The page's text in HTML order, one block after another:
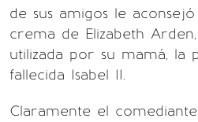
de sus amigos le
crema de Elizabeth
utilizada por su mamá, la
fallecida Isabel II.
Claramente el comediante